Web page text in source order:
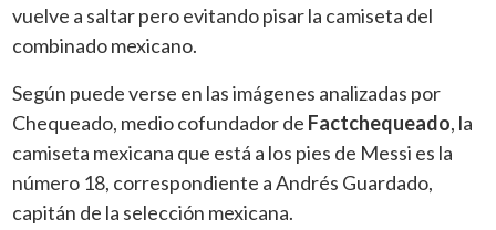
vuelve a saltar pero evitando pisar la camiseta del
combinado mexicano.
Según puede verse en las imágenes analizadas por
Chequeado, medio cofundador de Factchequeado, la
camiseta mexicana que está a los pies de Messi es la
número 18, correspondiente a Andrés Guardado,
capitán de la selección mexicana.